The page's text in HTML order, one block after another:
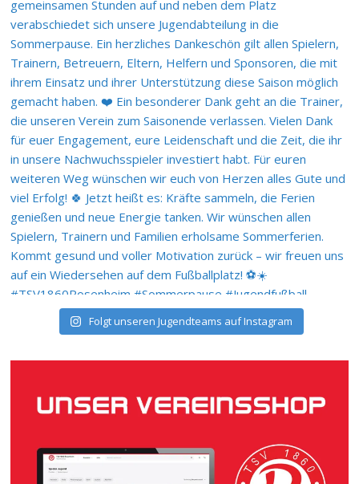
Folgt unseren Jugendteams auf Instagram